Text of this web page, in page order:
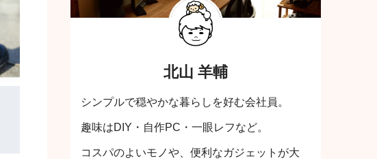
北山 羊輔
シンプルで穏やかな暮らしを好む会社員。
趣味はDIY・自作PC・一眼レフなど。
コスパのよいモノや、便利なガジェットが大